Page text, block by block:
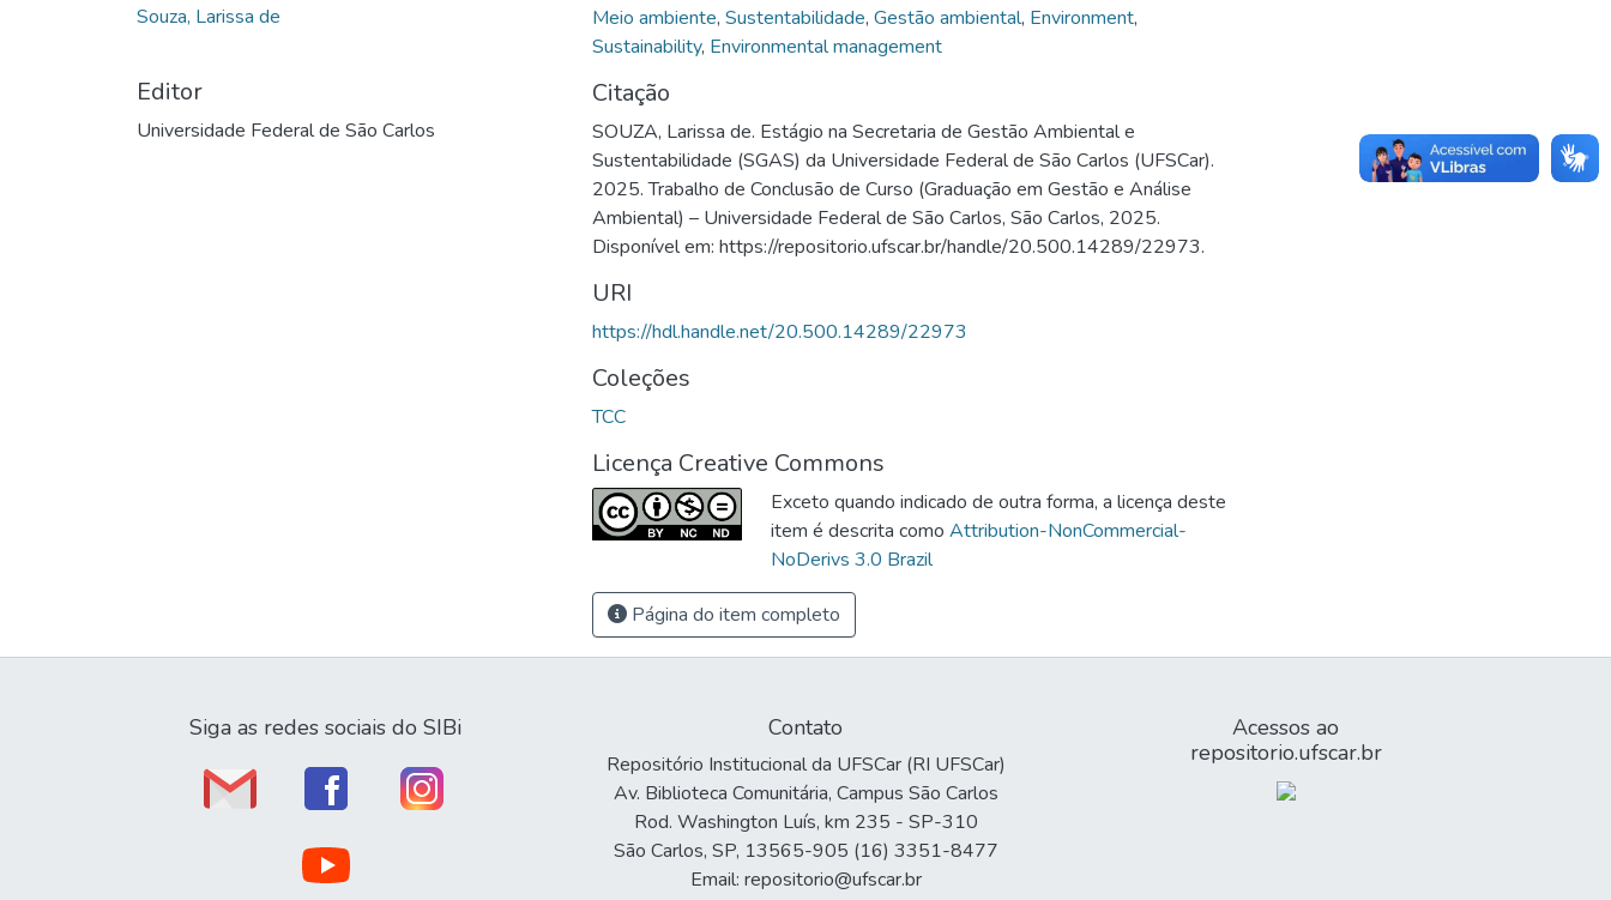
Souza, Larissa de
Editor
Universidade Federal de São Carlos
Meio ambiente, Sustentabilidade, Gestão ambiental, Environment,
Sustainability, Environmental management
Citação
SOUZA, Larissa de. Estágio na Secretaria de Gestão Ambiental e
Sustentabilidade (SGAS) da Universidade Federal de São Carlos (UFSCar).
2025. Trabalho de Conclusão de Curso (Graduação em Gestão e Análise
Ambiental) – Universidade Federal de São Carlos, São Carlos, 2025.
Disponível em: https://repositorio.ufscar.br/handle/20.500.14289/22973.
URI
https://hdl.handle.net/20.500.14289/22973
Coleções
TCC
Licença Creative Commons
Exceto quando indicado de outra forma, a licença deste
item é descrita como Attribution-NonCommercial-
NoDerivs 3.0 Brazil
Página do item completo
Siga as redes sociais do SIBi Contato
Repositório Institucional da UFSCar (RI UFSCar)
Av. Biblioteca Comunitária, Campus São Carlos
Rod. Washington Luís, km 235 - SP-310
São Carlos, SP, 13565-905 (16) 3351-8477
Email: repositorio@ufscar.br
Acessos ao
repositorio.ufscar.br